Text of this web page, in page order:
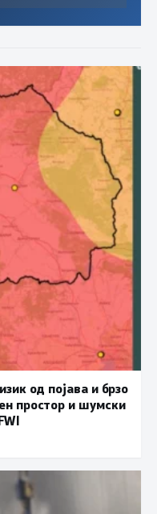
од појава и брзо
простор и шумски